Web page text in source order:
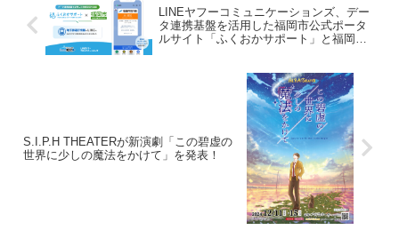
LINEヤフーコミュニケーションズ、デー
タ連携基盤を活用した福岡市公式ポータ
ルサイト「ふくおかサポート」と福岡市
S.I.P.H THEATERが新演劇「この碧虚の
世界に少しの魔法をかけて」を発表！